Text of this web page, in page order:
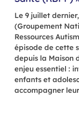
Le 9 juillet
(Groupement
Ressources
épisode de cette
depuis la Maison
enjeu essentiel :
enfants et
accompagner